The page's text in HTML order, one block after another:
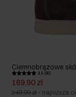
Ciemnobrązowe
4.9 (86)
169,90 zł
249,90 zł - najniższa